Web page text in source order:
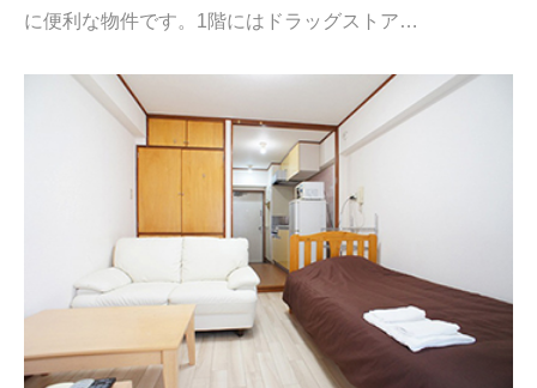
に便利な物件です。1階にはドラッグストア…